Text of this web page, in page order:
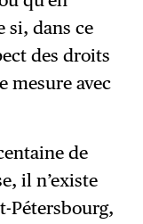
si, dans ce
des droits
mesure avec
de
il n’existe
Pétersbourg,